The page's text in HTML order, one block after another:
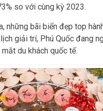
so với cùng kỳ 2023.
những bãi biển đẹp top
giải trí, Phú Quốc đang
du khách quốc tế.